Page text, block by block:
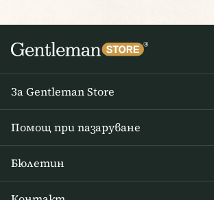
За Gentleman Store
Помощ при пазаруване
Доставка и плащане
Бюлетин